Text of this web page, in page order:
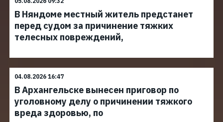
В Няндоме местный житель предстанет
перед судом за причинение тяжких
телесных повреждений,
04.08.2026 16:47
В Архангельске вынесен приговор по
уголовному делу о причинении тяжкого
вреда здоровью, по